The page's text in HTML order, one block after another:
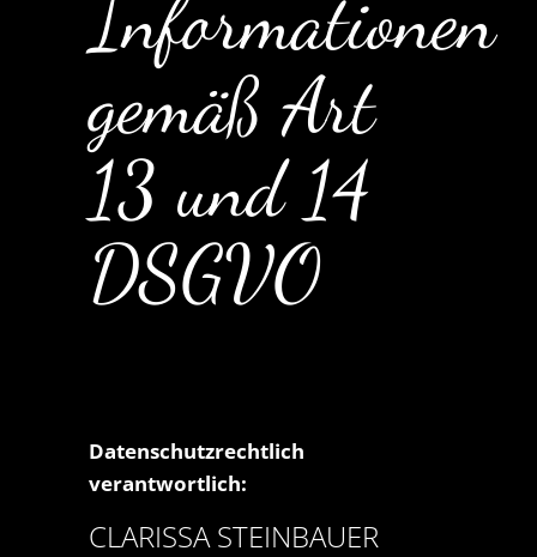
Informationen
gemäß Art
13 und 14
DSGVO
Datenschutzrechtlich
verantwortlich:
CLARISSA STEINBAUER